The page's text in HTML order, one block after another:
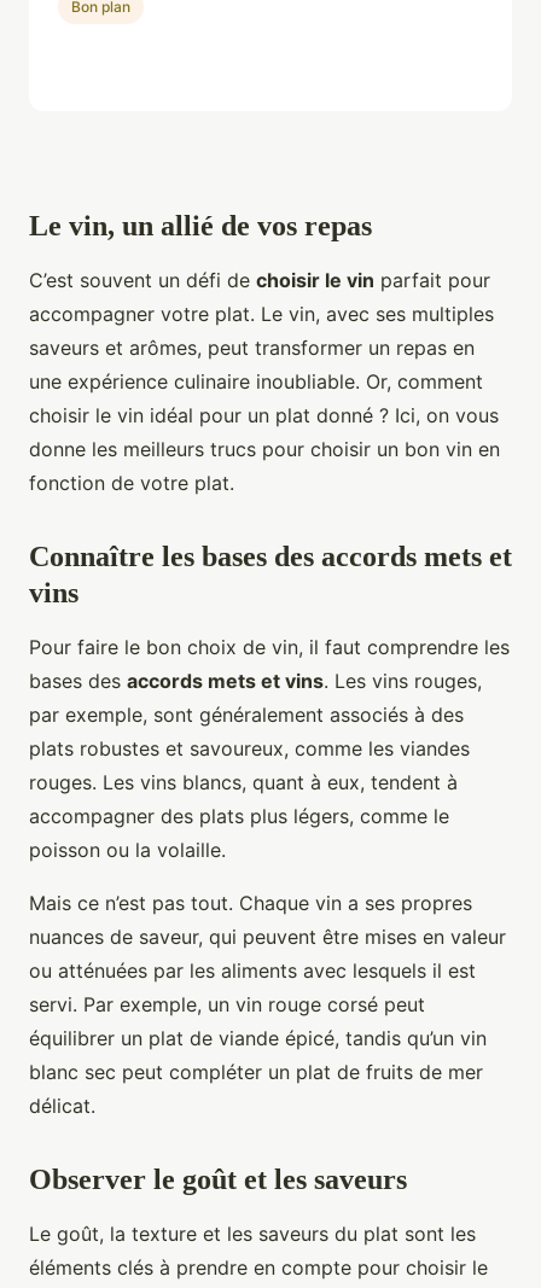
Le vin, un allié de vos repas
C’est souvent un défi de choisir le vin parfait pour
accompagner votre plat. Le vin, avec ses multiples
saveurs et arômes, peut transformer un repas en
une expérience culinaire inoubliable. Or, comment
choisir le vin idéal pour un plat donné ? Ici, on vous
donne les meilleurs trucs pour choisir un bon vin en
fonction de votre plat.
Connaître les bases des accords mets et
vins
Pour faire le bon choix de vin, il faut comprendre les
bases des accords mets et vins. Les vins rouges,
par exemple, sont généralement associés à des
plats robustes et savoureux, comme les viandes
rouges. Les vins blancs, quant à eux, tendent à
accompagner des plats plus légers, comme le
poisson ou la volaille.
Mais ce n’est pas tout. Chaque vin a ses propres
nuances de saveur, qui peuvent être mises en valeur
ou atténuées par les aliments avec lesquels il est
servi. Par exemple, un vin rouge corsé peut
équilibrer un plat de viande épicé, tandis qu’un vin
blanc sec peut compléter un plat de fruits de mer
délicat.
Observer le goût et les saveurs
Le goût, la texture et les saveurs du plat sont les
éléments clés à prendre en compte pour choisir le
Bon plan